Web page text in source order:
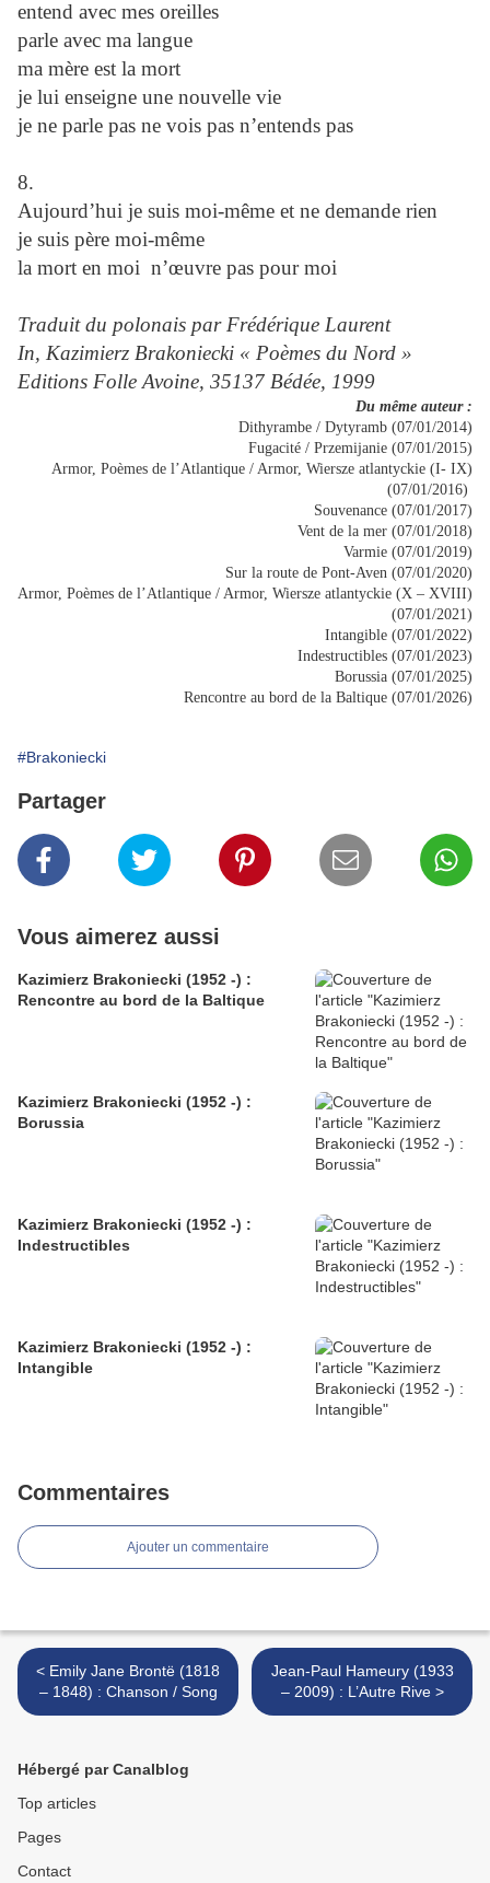
entend avec mes oreilles
parle avec ma langue
ma mère est la mort
je lui enseigne une nouvelle vie
je ne parle pas ne vois pas n’entends pas
8.
Aujourd’hui je suis moi-même et ne demande rien
je suis père moi-même
la mort en moi n’œuvre pas pour moi
Traduit du polonais par Frédérique Laurent
In, Kazimierz Brakoniecki « Poèmes du Nord »
Editions Folle Avoine, 35137 Bédée, 1999
Du même auteur :
Dithyrambe / Dytyramb (07/01/2014)
Fugacité / Przemijanie (07/01/2015)
Armor, Poèmes de l’Atlantique / Armor, Wiersze atlantyckie (I- IX)
(07/01/2016)
Souvenance (07/01/2017)
Vent de la mer (07/01/2018)
Varmie (07/01/2019)
Sur la route de Pont-Aven (07/01/2020)
Armor, Poèmes de l’Atlantique / Armor, Wiersze atlantyckie (X – XVIII)
(07/01/2021)
Intangible (07/01/2022)
Indestructibles (07/01/2023)
Borussia (07/01/2025)
Rencontre au bord de la Baltique (07/01/2026)
#Brakoniecki
Partager
Vous aimerez aussi
Kazimierz Brakoniecki (1952 -) :
Rencontre au bord de la Baltique
Kazimierz Brakoniecki (1952 -) :
Borussia
Kazimierz Brakoniecki (1952 -) :
Indestructibles
Kazimierz Brakoniecki (1952 -) :
Intangible
Commentaires
Ajouter un commentaire
< Emily Jane Brontë (1818
– 1848) : Chanson / Song
Jean-Paul Hameury (1933
– 2009) : L’Autre Rive >
Hébergé par Canalblog
Top articles
Pages
Contact